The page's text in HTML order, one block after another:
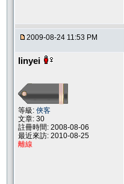
2009-08-24 11:53 PM
linyei
等級: 俠客
文章: 30
註冊時間: 2008-08-06
最近來訪: 2010-08-25
離線